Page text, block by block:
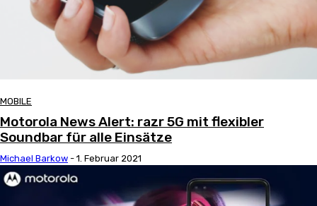
MOBILE
Motorola News Alert: razr 5G mit flexibler
Soundbar für alle Einsätze
Michael Barkow - 1. Februar 2021